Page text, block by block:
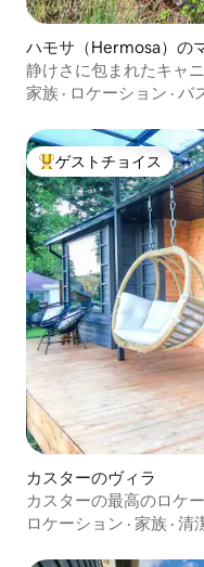
ハモサ（Hermosa）の
静けさに包まれたキャ
+ 野生生物
家族 · ロケーション · バ
大好評のゲストチョイ
ゲストチョイス
カスターのヴィラ
カスターの最高のロケ
ロケーション · 家族 · 清